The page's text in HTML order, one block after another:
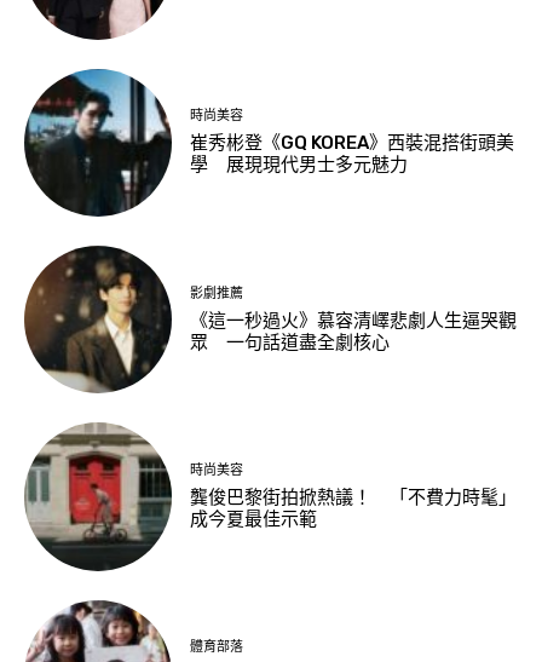
時尚美容
崔秀彬登《GQ KOREA》西裝混搭街頭美
學 展現現代男士多元魅力
影劇推薦
《這一秒過火》慕容清嶧悲劇人生逼哭觀
眾 一句話道盡全劇核心
時尚美容
龔俊巴黎街拍掀熱議！ 「不費力時髦」
成今夏最佳示範
體育部落